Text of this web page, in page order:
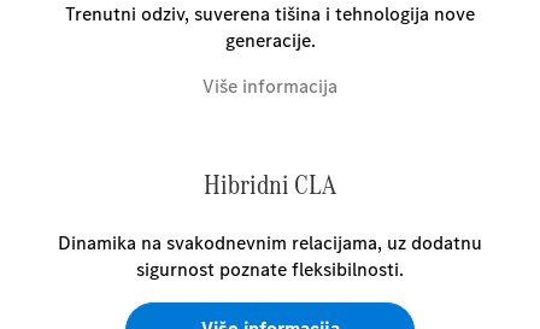
Trenutni odziv, suverena tišina i tehnologija nove
generacije.
Više informacija
Hibridni CLA
Dinamika na svakodnevnim relacijama, uz dodatnu
sigurnost poznate fleksibilnosti.